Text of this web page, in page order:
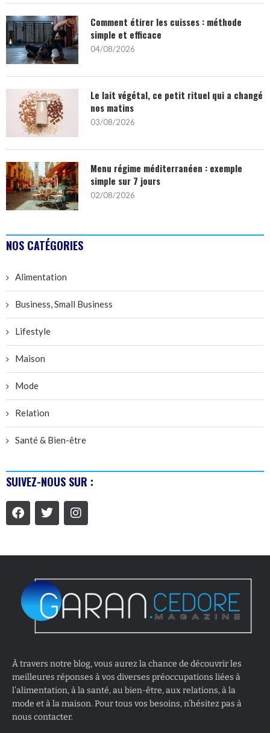
Comment étirer les cuisses : méthode
simple et efficace
04/08/2026
Le lait végétal, ce petit rituel qui a changé
nos matins
03/08/2026
Menu régime méditerranéen : exemple
simple sur 7 jours
02/08/2026
NOS CATÉGORIES
Alimentation
Business, Small Business
Lifestyle
Maison
Mode
Relation
Santé & Bien-être
SUIVEZ-NOUS SUR :
À travers notre blog, vous aurez la chance de découvrir les
meilleures réponses à vos diverses préoccupations liées à
l’alimentation, à la santé, au bien-être, aux relations, à la
mode et à la maison. Pour tous vos besoins, n’hésitez pas à
nous contacter.